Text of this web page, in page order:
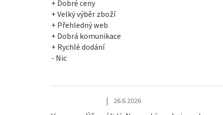
n
o
c
e
+ Dobré ceny
+ Velký výběr zboží
+ Přehledný web
+ Dobrá komunikace
+ Rychlé dodání
- Nic
Hodnocení obchodu je 5 z 5 hvězdiček.
| 26.6.2026